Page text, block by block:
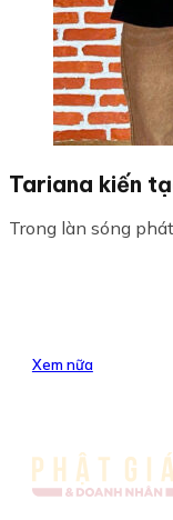
Tariana kiến
Trong làn sóng
Xem nữa